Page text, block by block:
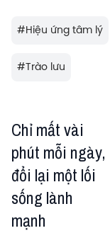
#Hiệu ứng tâm lý
#Trào lưu
Chỉ mất vài
phút mỗi ngày,
đổi lại một lối
sống lành
mạnh